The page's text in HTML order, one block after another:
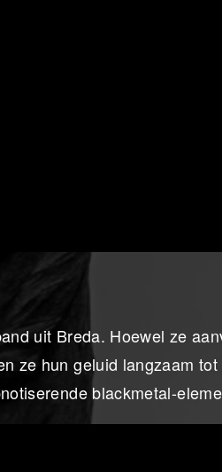
uit Breda. Hoewel ze
ze hun geluid langzaam
blackmetal-